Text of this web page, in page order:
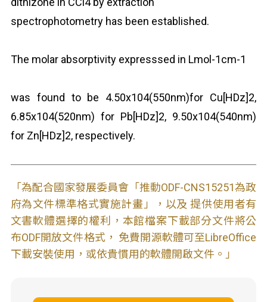
spectrophotometry has been established.
The molar absorptivity expresssed in Lmol -1cm-1
was found to be 4.50x104(550nm)for Cu[HDz]2,
6.85x104(520nm) for Pb[HDz]2, 9.50x104(540nm)
for Zn[HDz]2, respectively.
「為配合國家發展委員會「推動ODF-CNS15251為政
府為文件標準格式實施計畫」，以及 提供使用者有
文書軟體選擇的權利，本館檔案下載部分文件將公
布ODF開放文件格式， 免費開源軟體可至LibreOffice
下載安裝使用，或依貴慣用的軟體開啟文件。」